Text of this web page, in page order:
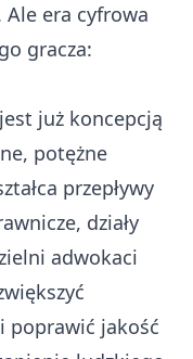
Ale era cyfrowa
gracza:
już koncepcją
potężne
przepływy
działy
adwokaci
poprawić jakość